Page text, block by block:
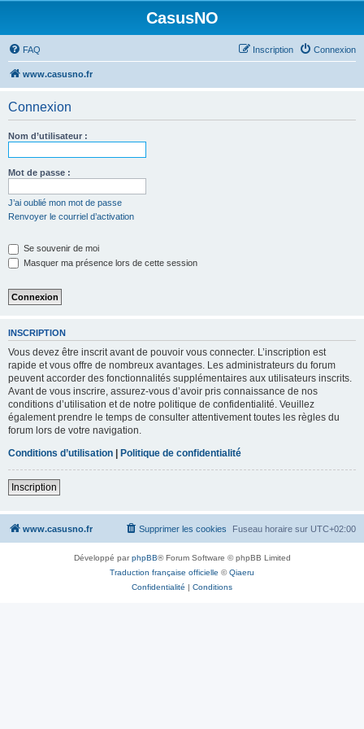
CasusNO
FAQ Connexion
Inscription
www.casusno.fr
Connexion
Nom d’utilisateur :
Mot de passe :
J’ai oublié mon mot de passe
Renvoyer le courriel d’activation
Se souvenir de moi
Masquer ma présence lors de cette session
INSCRIPTION
Vous devez être inscrit avant de pouvoir vous connecter. L’inscription est
rapide et vous offre de nombreux avantages. Les administrateurs du forum
peuvent accorder des fonctionnalités supplémentaires aux utilisateurs inscrits.
Avant de vous inscrire, assurez-vous d’avoir pris connaissance de nos
conditions d’utilisation et de notre politique de confidentialité. Veuillez
également prendre le temps de consulter attentivement toutes les règles du
forum lors de votre navigation.
Conditions d’utilisation | Politique de confidentialité
Inscription
www.casusno.fr Fuseau horaire sur UTC+02:00
Supprimer les cookies
Développé parphpBB® Forum Software © phpBB Limited
Traduction française officielle ©Qiaeru
Confidentialité | Conditions